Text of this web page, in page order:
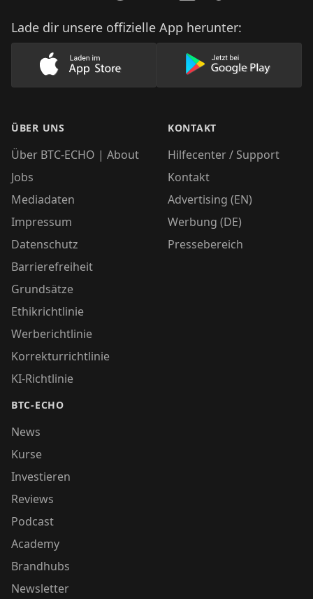
Lade dir unsere offizielle App herunter:
Lade unsere App im AppStore herunter
Lade unsere
ÜBER UNS
Über BTC-ECHO | About
Jobs
Mediadaten
Impressum
Datenschutz
Barrierefreiheit
Grundsätze
Ethikrichtlinie
Werberichtlinie
Korrekturrichtlinie
KI-Richtlinie
BTC-ECHO
News
Kurse
Investieren
Reviews
Podcast
Academy
Brandhubs
Newsletter
KONTAKT
Hilfecenter / Support
Kontakt
Advertising (EN)
Werbung (DE)
Pressebereich